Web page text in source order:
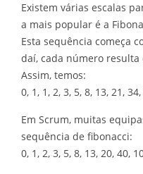
Existem várias escalas
a mais popular é a
Esta sequência começa
daí, cada número
Assim, temos:
0, 1, 1, 2, 3, 5, 8, 13, 21,
Em Scrum, muitas
sequência de fibonacci:
0, 1, 2, 3, 5, 8, 13, 20, 40,